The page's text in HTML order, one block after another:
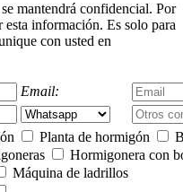
mantendrá confidencial. Por
información. Es solo para
con usted en
Email:
Planta de hormigón
Hormigonera con
Máquina de ladrillos